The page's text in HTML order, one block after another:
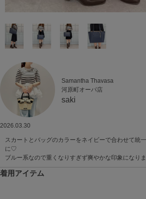
Samantha Thavasa
河原町オーパ店
saki
2026.03.30
スカートとバッグのカラーをネイビーで合わせて統
に♡
ブルー系なので重くなりすぎず爽やかな印象になり
着用アイテム